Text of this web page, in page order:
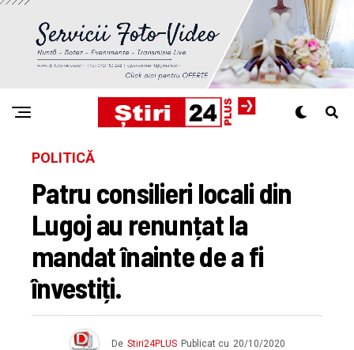
POLITICĂ
Patru consilieri locali din
Lugoj au renunțat la
mandat înainte de a fi
învestiți.
De Stiri24PLUS Publicat cu 20/10/2020